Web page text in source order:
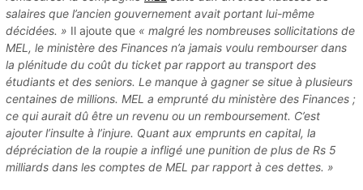
salaires que l’ancien gouvernement avait portant lui-même
décidées. » Il ajoute que « malgré les nombreuses sollicitations de
MEL, le ministère des Finances n’a jamais voulu rembourser dans
la plénitude du coût du ticket par rapport au transport des
étudiants et des seniors. Le manque à gagner se situe à plusieurs
centaines de millions. MEL a emprunté du ministère des Finances ;
ce qui aurait dû être un revenu ou un remboursement. C’est
ajouter l’insulte à l’injure. Quant aux emprunts en capital, la
dépréciation de la roupie a infligé une punition de plus de Rs 5
milliards dans les comptes de MEL par rapport à ces dettes. »